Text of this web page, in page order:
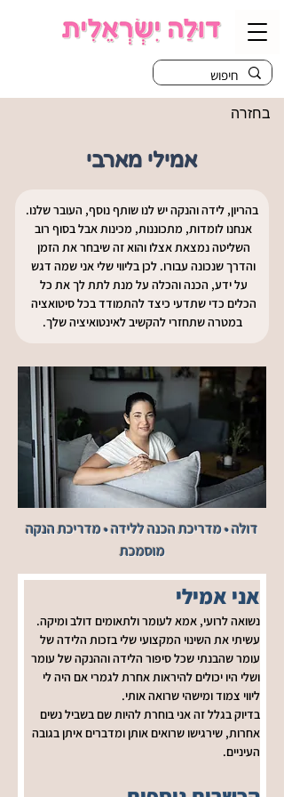
בהריון, לידה והנקה יש לנו שותף נוסף, העובר שלנו.
אנחנו לומדות, מתכוננות, מכינות אבל בסוף רוב
השליטה נמצאת אצלו והוא זה שיבחר את הזמן
והדרך שנכונה עבורו. לכן בליווי שלי אני שמה דגש
על ידע, הכנה והכלה על מנת לתת לך את כל
הכלים כדי שתדעי כיצד להתמודד בכל סיטואציה
במטרה שתחזרי להקשיב לאינטואיציה שלך.
דולה • מדריכת הכנה ללידה • מדריכת הנקה
מוסמכת
אני אמילי
נשואה לרועי, אמא לעומר ולתאומים דולב ומיקה.
עשיתי את השינוי המקצועי שלי בזכות הלידה של
עומר שהבנתי שכל סיפור הלידה וההנקה של עומר
ושלי היו יכולים להיראות אחרת לגמרי אם היה לי
ליווי צמוד ומישהי שרואה אותי.
בדיוק בגלל זה אני בוחרת להיות שם בשביל נשים
אחרות, שירגישו שרואים אותן ומדברים איתן בגובה
העיניים.
בחזרה
אמילי מארבי